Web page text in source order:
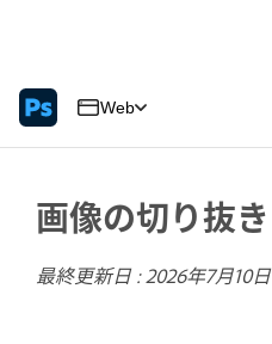
Web
画像の切り抜き
最終更新日 :2026年7月10日